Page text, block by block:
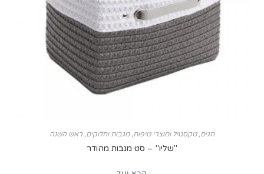
טקסטיל ומוצרי טיפוח, מגבות וחלוקים ,ראש השנה
"שליו" – סט מגבות מהודר